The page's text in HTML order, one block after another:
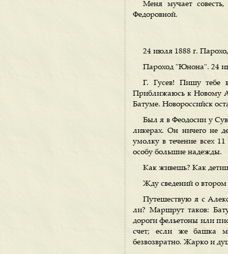
Меня мучает
Федоровной.
24 июля 1888 г.
Пароход "Юнона". 24
Г. Гусев! Пишу тебе
Приближаюсь к Новому
Батуме. Новороссийск
Был я в Феодосии у
ликерах. Он ничего не
умолку в течение всех
особу большие надежды.
Как живешь? Как
Жду сведений о
Путешествую я с
ли? Маршрут таков:
дороги фельетоны или
счет; если же башка
безвозвратно. Жарко и